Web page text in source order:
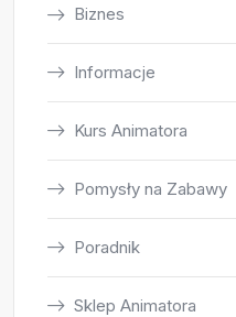
Biznes
Informacje
Kurs Animatora
Pomysły na Zabawy
Poradnik
Sklep Animatora